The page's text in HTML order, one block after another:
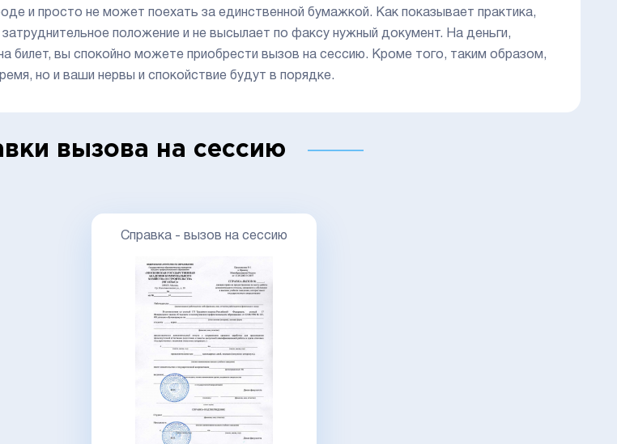
и просто не может поехать за единственной бумажкой. Как показывает практика,
положение и не высылает по факсу нужный документ. На деньги,
билет, вы спокойно можете приобрести вызов на сессию. Кроме того, таким образом,
но и ваши нервы и спокойствие будут в порядке.
вызова на сессию
Справка - вызов на сессию